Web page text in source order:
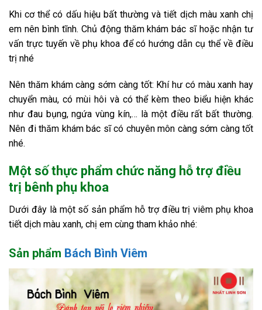
Khi cơ thể có dấu hiệu bất thường và tiết dịch màu xanh chị
em nên bình tĩnh. Chủ động thăm khám bác sĩ hoặc nhận tư
vấn trực tuyến về phụ khoa để có hướng dẫn cụ thể về điều
trị nhé
Nên thăm khám càng sớm càng tốt: Khí hư có màu xanh hay
chuyển màu, có mùi hôi và có thể kèm theo biểu hiện khác
như đau bụng, ngứa vùng kín,… là một điều rất bất thường.
Nên đi thăm khám bác sĩ có chuyên môn càng sớm càng tốt
nhé.
Một số thực phẩm chức năng hỗ trợ điều
trị bênh phụ khoa
Dưới đây là một số sản phẩm hỗ trợ điều trị viêm phụ khoa
tiết dịch màu xanh, chị em cùng tham khảo nhé:
Sản phẩm Bách Bình Viêm